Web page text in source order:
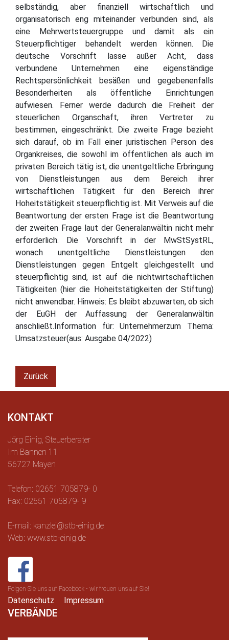
selbständig, aber finanziell wirtschaftlich und
organisatorisch eng miteinander verbunden sind, als
eine Mehrwertsteuergruppe und damit als ein
Steuerpflichtiger behandelt werden können. Die
deutsche Vorschrift lasse außer Acht, dass
verbundene Unternehmen eine eigenständige
Rechtspersönlichkeit besäßen und gegebenenfalls
Besonderheiten als öffentliche Einrichtungen
aufwiesen. Ferner werde dadurch die Freiheit der
steuerlichen Organschaft, ihren Vertreter zu
bestimmen, eingeschränkt. Die zweite Frage bezieht
sich darauf, ob im Fall einer juristischen Person des
Organkreises, die sowohl im öffentlichen als auch im
privaten Bereich tätig ist, die unentgeltliche Erbringung
von Dienstleistungen aus dem Bereich ihrer
wirtschaftlichen Tätigkeit für den Bereich ihrer
Hoheitstätigkeit steuerpflichtig ist. Mit Verweis auf die
Beantwortung der ersten Frage ist die Beantwortung
der zweiten Frage laut der Generalanwältin nicht mehr
erforderlich. Die Vorschrift in der MwStSystRL,
wonach unentgeltliche Dienstleistungen den
Dienstleistungen gegen Entgelt gleichgestellt und
steuerpflichtig sind, ist auf die nichtwirtschaftlichen
Tätigkeiten (hier die Hoheitstätigkeiten der Stiftung)
nicht anwendbar. Hinweis: Es bleibt abzuwarten, ob sich
der EuGH der Auffassung der Generalanwältin
anschließt.Information für: Unternehmerzum Thema:
Umsatzsteuer(aus: Ausgabe 04/2022)
Zurück
KONTAKT
Jörg Einig, Steuerberater
Im Bannen 11
56727 Mayen
Telefon: 02651 705879- 0
Fax: 02651 705879- 9
E-mail: kanzlei@stb-einig.de
Web: www.stb-einig.de
Folgen Sie uns auf Facebook - wir freuen uns auf Sie!
Datenschutz Impressum
VERBÄNDE